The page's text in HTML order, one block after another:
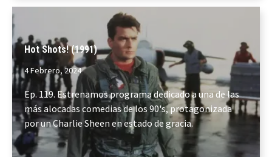
Hot Shots! (1991)
4 Febrero, 2024
Ep. 119. Estrenamos programa dedicado a una de las
más alocadas comedias de los 90's, protagonizada
por un Charlie Sheen en estado de gracia.